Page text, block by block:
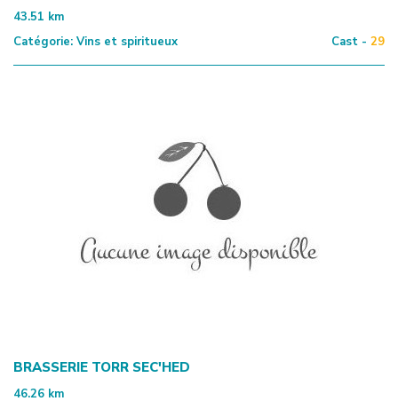
43.51 km
Catégorie: Vins et spiritueux Cast - 29
BRASSERIE TORR SEC'HED
46.26 km